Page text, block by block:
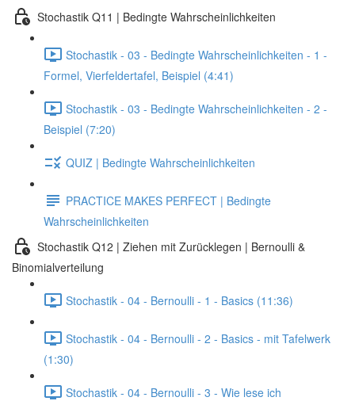
Stochastik Q11 | Bedingte Wahrscheinlichkeiten
Stochastik - 03 - Bedingte Wahrscheinlichkeiten - 1 -
Formel, Vierfeldertafel, Beispiel (4:41)
Stochastik - 03 - Bedingte Wahrscheinlichkeiten - 2 -
Beispiel (7:20)
QUIZ | Bedingte Wahrscheinlichkeiten
PRACTICE MAKES PERFECT | Bedingte
Wahrscheinlichkeiten
Stochastik Q12 | Ziehen mit Zurücklegen | Bernoulli &
Binomialverteilung
Stochastik - 04 - Bernoulli - 1 - Basics (11:36)
Stochastik - 04 - Bernoulli - 2 - Basics - mit Tafelwerk
(1:30)
Stochastik - 04 - Bernoulli - 3 - Wie lese ich